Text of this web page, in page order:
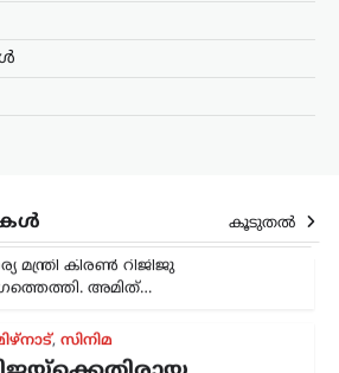
കൂടുതൽ
ഷായുടെ അസാന്നിധ്യം
പ്രതിപക്ഷം പ്രതിഷേധം
കേന്ദ്ര പാർലമെന്ററി
ഹർജി
ഭാര്യ സംഗീത;
കോടതിയിൽ
അവസാനിച്ചു